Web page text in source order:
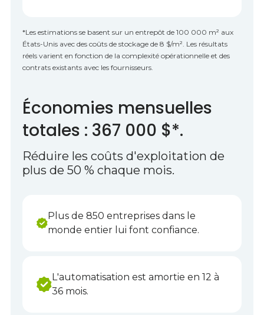
*Les estimations se basent sur un entrepôt de 100 000 m² aux
États-Unis avec des coûts de stockage de 8 $/m². Les résultats
réels varient en fonction de la complexité opérationnelle et des
contrats existants avec les fournisseurs.
Économies mensuelles
totales : 367 000 $*.
Réduire les coûts d'exploitation de
plus de 50 % chaque mois.
Plus de 850 entreprises dans le
monde entier lui font confiance.
L'automatisation est amortie en 12 à
36 mois.